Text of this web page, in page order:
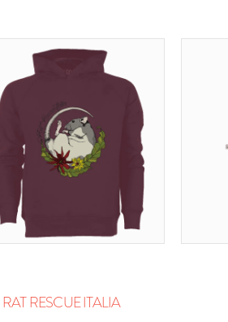
RAT RESCUE ITALIA